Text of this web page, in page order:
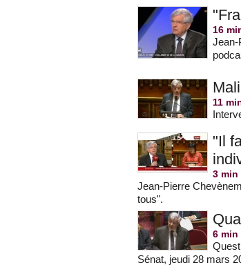
16
Jean-
11
"Il
3 min
Jean-Pierre
tous".
6 min
Sénat, jeudi 28 mars